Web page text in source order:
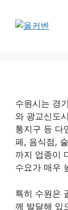
수원시는 경
와 광교신도
통지구 등 다
페, 음식점,
까지 업종이
수요가 매우
특히 수원은
께 발달해 있